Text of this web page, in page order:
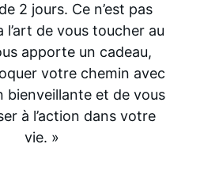
2 jours. Ce n’est pas
l’art de vous toucher au
apporte un cadeau,
votre chemin avec
bienveillante et de vous
à l’action dans votre
vie. »